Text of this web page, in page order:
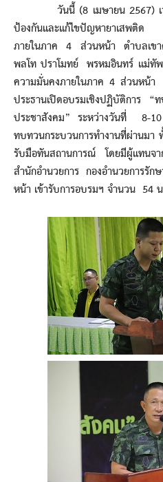
วันนี้ (8 เมษายน 2567) เว
ป้องกันและแก้ไขปัญหายาเสพติด
ภายในภาค 4 ส่วนหน้า ตำบลเข
พลโท ปราโมทย์ พรหมอินทร์ แม่ทั
ความมั่นคงภายในภาค 4 ส่วนหน้
ประธานเปิดอบรมเชิงปฏิบัติการ “
ประชาสังคม” ระหว่างวันที่ 8-
ทบทวนกระบวนการทำงานที่ผ่านม
รับมือทันสถานการณ์ โดยมีผู้แทนจ
สำนักอำนวยการ กองอำนวยการรั
หน้า เข้ารับการอบรมฯ จำนวน 54